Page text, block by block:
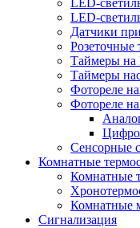
LED-
Датчики
Розеточные
Таймеры на
Таймеры
Фотореле
Фотореле
Сенсорные
Комнатные
Комнатные
Комнатные
Сигнализация